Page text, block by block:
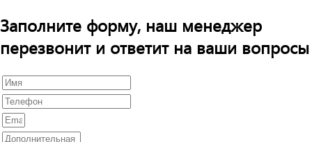
Заполните форму, наш менеджер
перезвонит и ответит на ваши вопросы